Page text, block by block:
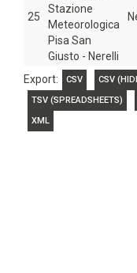
25
Stazione
Meteorologica
Pisa San
Giusto - Nerelli
Export: CSV CSV
TSV (SPREADSHEETS)
XML